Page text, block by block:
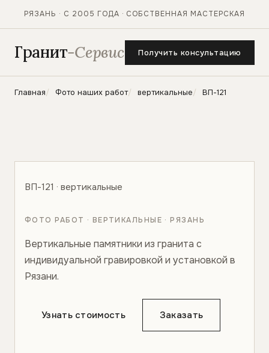
РЯЗАНЬ · С 2005 ГОДА · СОБСТВЕННАЯ МАСТЕРСКАЯ
Гранит-Сервис Получить консультацию
Главная Фото наших работ вертикальные ВП-121
ВП-121 · вертикальные
ФОТО РАБОТ · ВЕРТИКАЛЬНЫЕ · РЯЗАНЬ
Вертикальные памятники из гранита с
индивидуальной гравировкой и установкой в
Рязани.
Узнать стоимость Заказать